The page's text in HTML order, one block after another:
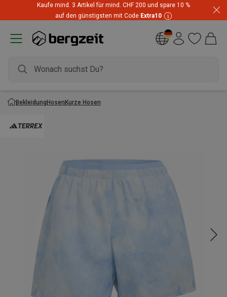
Kaufe mind. 3 Artikel für mind. CHF 200 und spare 10 %
auf den günstigsten mit Code Extra10
BekleidungHosenKurze Hosen